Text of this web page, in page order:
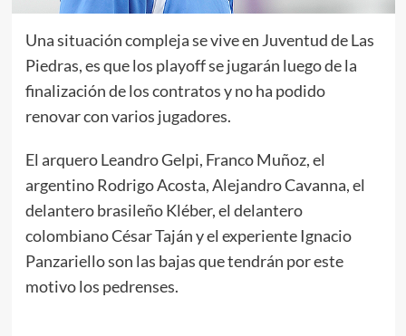
Una situación compleja se vive en Juventud de Las
Piedras, es que los playoff se jugarán luego de la
finalización de los contratos y no ha podido
renovar con varios jugadores.
El arquero Leandro Gelpi, Franco Muñoz, el
argentino Rodrigo Acosta, Alejandro Cavanna, el
delantero brasileño Kléber, el delantero
colombiano César Taján y el experiente Ignacio
Panzariello son las bajas que tendrán por este
motivo los pedrenses.